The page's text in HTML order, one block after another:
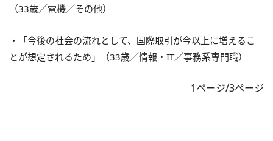
（33歳／電機／その他）
・「今後の社会の流れとして、国際取引が今以上に増えるこ
とが想定されるため」（33歳／情報・IT／事務系専門職）
1ページ/3ページ